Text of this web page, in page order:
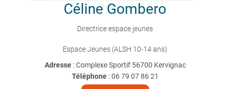
Céline Gombero
Directrice espace jeunes
Espace Jeunes (ALSH 10-14 ans)
Adresse : Complexe Sportif 56700 Kervignac
Téléphone:06 79 07 86 21